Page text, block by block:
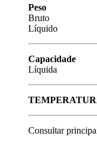
Peso
Bruto
Líquido
Capacidade
Consultar